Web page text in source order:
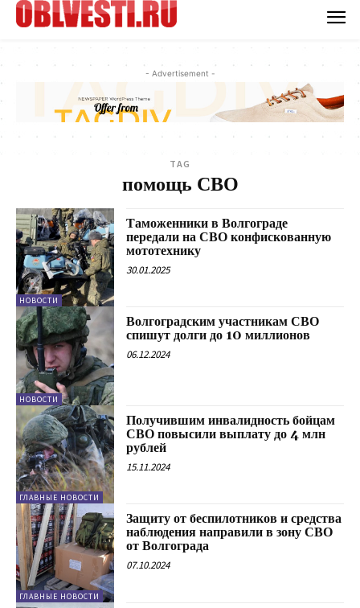
- Advertisement -
TAG
помощь СВО
НОВОСТИ
Таможенники в Волгограде
передали на СВО конфискованную
мототехнику
30.01.2025
НОВОСТИ
Волгоградским участникам СВО
спишут долги до 10 миллионов
06.12.2024
ГЛАВНЫЕ НОВОСТИ
Получившим инвалидность бойцам
СВО повысили выплату до 4 млн
рублей
15.11.2024
ГЛАВНЫЕ НОВОСТИ
Защиту от беспилотников и средства
наблюдения направили в зону СВО
от Волгограда
07.10.2024